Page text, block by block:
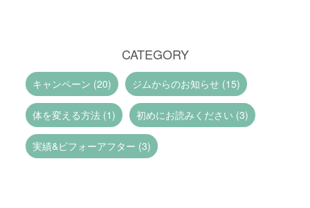
CATEGORY
キャンペーン (20) ジムからのお知らせ (15)
体を変える方法 (1) 初めにお読みください (3)
実績&ビフォーアフター (3)